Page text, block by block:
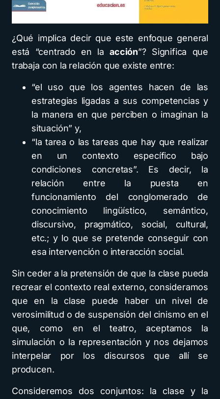
¿Qué implica decir que este enfoque general
está “centrado en laacción”? Significa que
trabaja con la relación que existe entre:
“el uso que los agentes hacen de las
estrategias ligadas a sus competencias y
la manera en que perciben o imaginan la
situación” y,
“la tarea o las tareas que hay que realizar
en un contexto específico bajo
condiciones concretas”. Es decir, la
relación entre la puesta en
funcionamiento del conglomerado de
conocimiento lingüístico, semántico,
discursivo, pragmático, social, cultural,
etc.; y lo que se pretende conseguir con
esa intervención o interacción social.
Sin ceder a la pretensión de que la clase pueda
recrear el contexto real externo, consideramos
que en la clase puede haber un nivel de
verosimilitud o de suspensión del cinismo en el
que, como en el teatro, aceptamos la
simulación o la representación y nos dejamos
interpelar por los discursos que allí se
producen.
Consideremos dos conjuntos: la clase y la